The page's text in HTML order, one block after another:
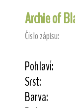
Archie of
Číslo zápisu:
Pohlaví:
Srst:
Barva: